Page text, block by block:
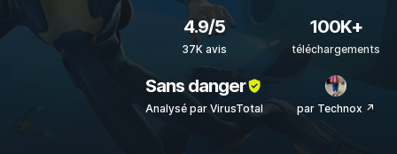
4.9/5
37K avis
100K+
téléchargements
Sans danger
Analysé par VirusTotal par Technox ↗